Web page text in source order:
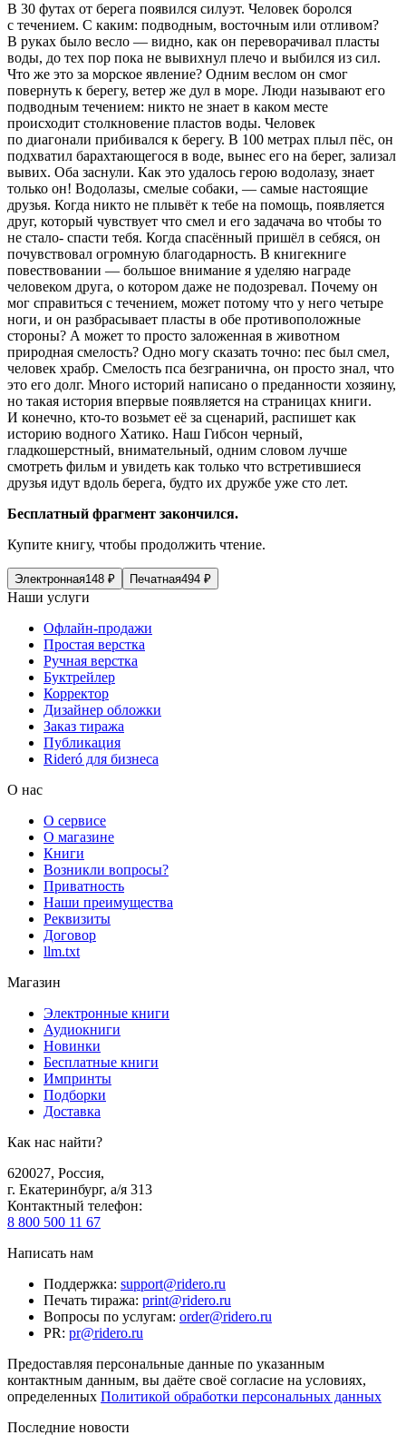
В 30 футах от берега появился силуэт. Человек боролся
с течением. С каким: подводным, восточным или отливом?
В руках было весло — видно, как он переворачивал пласты
воды, до тех пор пока не вывихнул плечо и выбился из сил.
Что же это за морское явление? Одним веслом он смог
повернуть к берегу, ветер же дул в море. Люди называют его
подводным течением: никто не знает в каком месте
происходит столкновение пластов воды. Человек
по диагонали прибивался к берегу. В 100 метрах плыл пёс, он
подхватил барахтающегося в воде, вынес его на берег, зализал
вывих. Оба заснули. Как это удалось герою водолазу, знает
только он! Водолазы, смелые собаки, — самые настоящие
друзья. Когда никто не плывёт к тебе на помощь, появляется
друг, который чувствует что смел и его задачача во чтобы то
не стало- спасти тебя. Когда спасённый пришёл в себяся, он
почувствовал огромную благодарность. В книгекниге
повествовании — большое внимание я уделяю награде
человеком друга, о котором даже не подозревал. Почему он
мог справиться с течением, может потому что у него четыре
ноги, и он разбрасывает пласты в обе противоположные
стороны? А может то просто заложенная в животном
природная смелость? Одно могу сказать точно: пес был смел,
человек храбр. Смелость пса безгранична, он просто знал, что
это его долг. Много историй написано о преданности хозяину,
но такая история впервые появляется на страницах книги.
И конечно, кто-то возьмет её за сценарий, распишет как
историю водного Хатико. Наш Гибсон черный,
гладкошерстный, внимательный, одним словом лучше
смотреть фильм и увидеть как только что встретившиеся
друзья идут вдоль берега, будто их дружбе уже сто лет.
Бесплатный фрагмент закончился.
Купите книгу, чтобы продолжить чтение.
Электронная148 ₽ Печатная494 ₽
Наши услуги
Офлайн-продажи
Простая верстка
Ручная верстка
Буктрейлер
Корректор
Дизайнер обложки
Заказ тиража
Публикация
Rideró для бизнеса
О нас
О сервисе
О магазине
Книги
Возникли вопросы?
Приватность
Наши преимущества
Реквизиты
Договор
llm.txt
Магазин
Электронные книги
Аудиокниги
Новинки
Бесплатные книги
Импринты
Подборки
Доставка
Как нас найти?
620027, Россия,
г. Екатеринбург, а/я 313
Контактный телефон:
8 800 500 11 67
Написать нам
Поддержка: support@ridero.ru
Печать тиража: print@ridero.ru
Вопросы по услугам: order@ridero.ru
PR: pr@ridero.ru
Предоставляя персональные данные по указанным
контактным данным, вы даёте своё согласие на условиях,
определенных Политикой обработки персональных данных
Последние новости